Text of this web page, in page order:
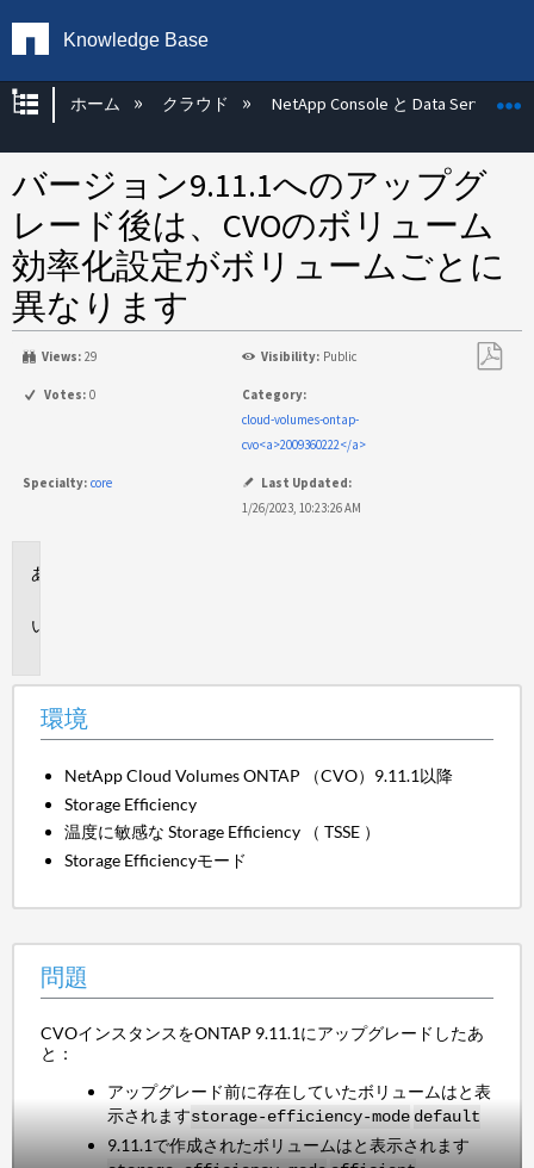
Knowledge Base
グローバル階層を展開/折りたたむ
ホーム クラウド NetApp Console と Data Services
バージョン9.11.1へのアップグ
レード後は、CVOのボリューム
効率化設定がボリュームごとに
異なります
Views: 29 Visibility: Public
Votes: 0
Category:
cloud-volumes-ontap-
cvo<a>2009360222</a>
Specialty: core
Last Updated:
1/26/2023, 10:23:26 AM
環境
NetApp Cloud Volumes ONTAP （CVO）9.11.1以降
Storage Efficiency
温度に敏感な Storage Efficiency （ TSSE ）
Storage Efficiencyモード
問題
CVOインスタンスをONTAP 9.11.1にアップグレードしたあ
と：
アップグレード前に存在していたボリュームはと表
示されますstorage-efficiency-mode default
9.11.1で作成されたボリュームはと表示されます